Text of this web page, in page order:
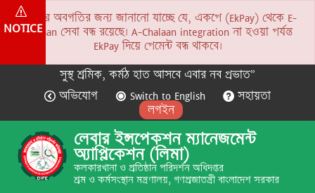
NOTICE
সকলের অবগতির জন্য জানানো যাচ্ছে যে, একপে (EkPay) থেকে E-
Chalaan সেবা বন্ধ রয়েছে। A-Chalaan integration না হওয়া পর্যন্ত
EkPay দিয়ে পেমেন্ট বন্ধ থাকবে।
সুস্থ শ্রমিক, কর্মঠ হাত আসবে এবার নব প্রভাত”
অভিযোগ
Switch to English
সহায়তা
লগইন
লেবার ইন্সপেকশন ম্যানেজমেন্ট
অ্যাপ্লিকেশন (লিমা)
কলকারখানা ও প্রতিষ্ঠান পরিদর্শন অধিদপ্তর
শ্রম ও কর্মসংস্থান মন্ত্রণালয়, গণপ্রজাতন্ত্রী বাংলাদেশ সরকার